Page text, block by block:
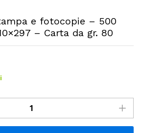
e fotocopie – 500
– Carta da gr. 80